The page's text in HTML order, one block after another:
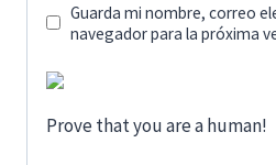
Guarda mi nombre, correo
navegador para la próxima
Prove that you are a human!